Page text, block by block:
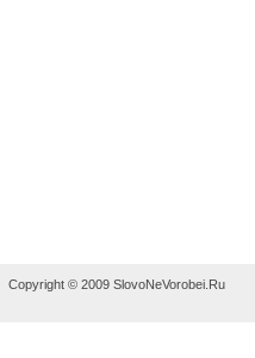
Copyright © 2009 SlovoNeVorobei.Ru